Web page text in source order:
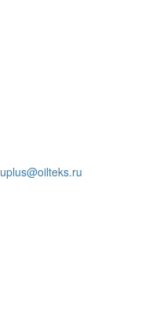
uplus@oilteks.ru